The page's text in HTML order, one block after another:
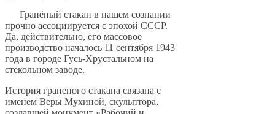
Гранёный стакан в нашем сознании
прочно ассоциируется с эпохой СССР.
Да, действительно, его массовое
производство началось 11 сентября 1943
года в городе Гусь-Хрустальном на
стекольном заводе.
История граненого стакана связана с
именем Веры Мухиной, скульптора,